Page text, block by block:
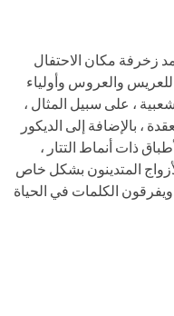
زخرفة مكان الاحتفال
للعريس والعروس وأولياء
، على سبيل المثال ،
، بالإضافة إلى الديكور
ذات أنماط التتار ،
المتدينون بشكل خاص
الكلمات في الحياة